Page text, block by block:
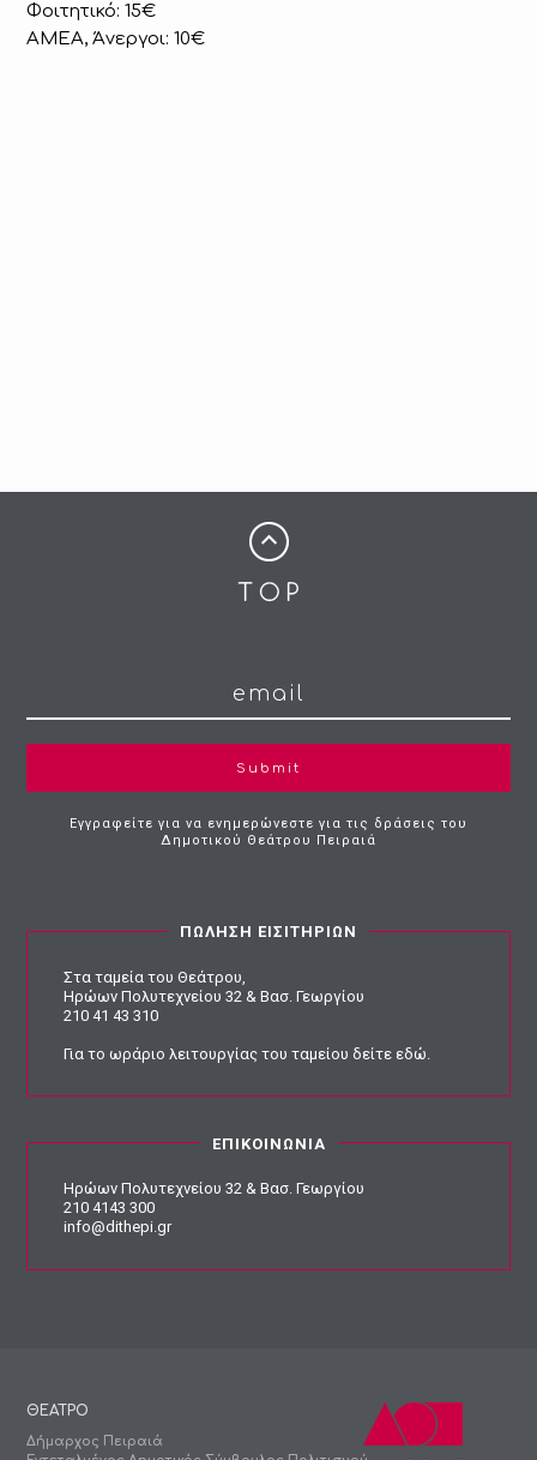
Φοιτητικό: 15€
ΑΜΕΑ, Άνεργοι: 10€
Submit
Εγγραφείτε για να ενημερώνεστε για τις δράσεις του
Δημοτικού Θεάτρου Πειραιά
ΠΩΛΗΣΗ ΕΙΣΙΤΗΡΙΩΝ
Στα ταμεία του Θεάτρου,
Ηρώων Πολυτεχνείου 32 & Βασ. Γεωργίου
210 41 43 310
Για το ωράριο λειτουργίας του ταμείουδείτε εδώ
ΕΠΙΚΟΙΝΩΝΙΑ
Ηρώων Πολυτεχνείου 32 & Βασ. Γεωργίου
210 4143 300
info@dithepi.gr
ΘΕΑΤΡΟ
Δήμαρχος Πειραιά